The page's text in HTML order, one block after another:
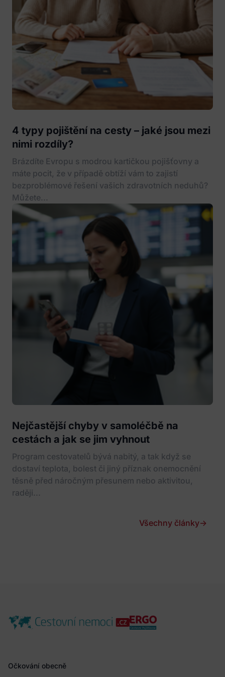
4 typy pojištění na cesty – jaké jsou mezi
nimi rozdíly?
Brázdíte Evropu s modrou kartičkou pojišťovny a
máte pocit, že v případě obtíží vám to zajistí
bezproblémové řešení vašich zdravotních neduhů?
Můžete...
Nejčastější chyby v samoléčbě na
cestách a jak se jim vyhnout
Program cestovatelů bývá nabitý, a tak když se
dostaví teplota, bolest či jiný příznak onemocnění
těsně před náročným přesunem nebo aktivitou,
raději...
Všechny články→
Očkování obecně